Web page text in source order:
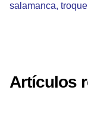
salamanca,
Artículos